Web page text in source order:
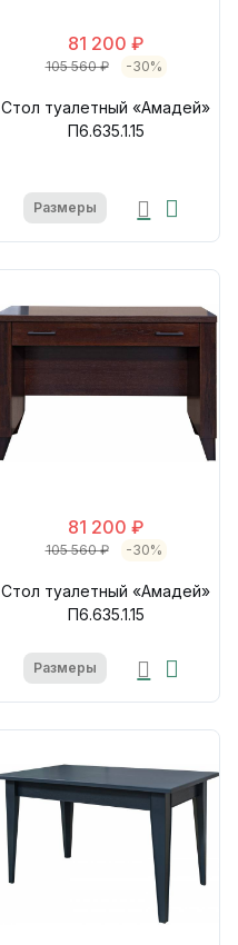
81 200 ₽
105 560 ₽ -30%
Стол туалетный «Амадей»
П6.635.1.15
Размеры
81 200 ₽
105 560 ₽ -30%
Стол туалетный «Амадей»
П6.635.1.15
Размеры